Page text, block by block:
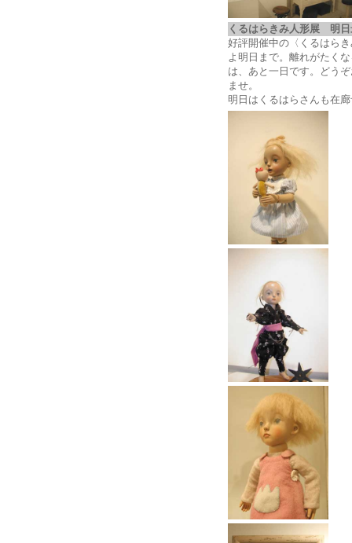
くるはらきみ人形展 明
好評開催中の〈くるはら
よ明日まで。離れがたく
は、あと一日です。どう
ませ。
明日はくるはらさんも在